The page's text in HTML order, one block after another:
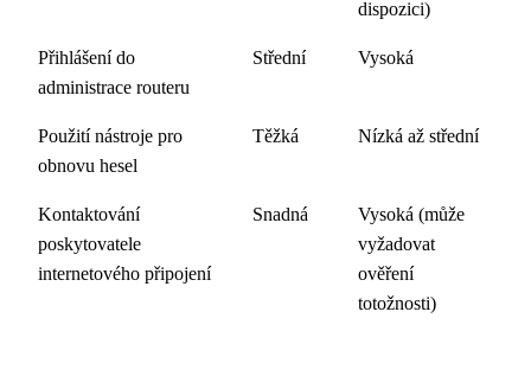
dispozici)
Přihlášení do
administrace routeru
Střední Vysoká
Použití nástroje pro
obnovu hesel
Těžká Nízká až střední
Kontaktování
poskytovatele
internetového připojení
Snadná
Vysoká (může
vyžadovat
ověření
totožnosti)